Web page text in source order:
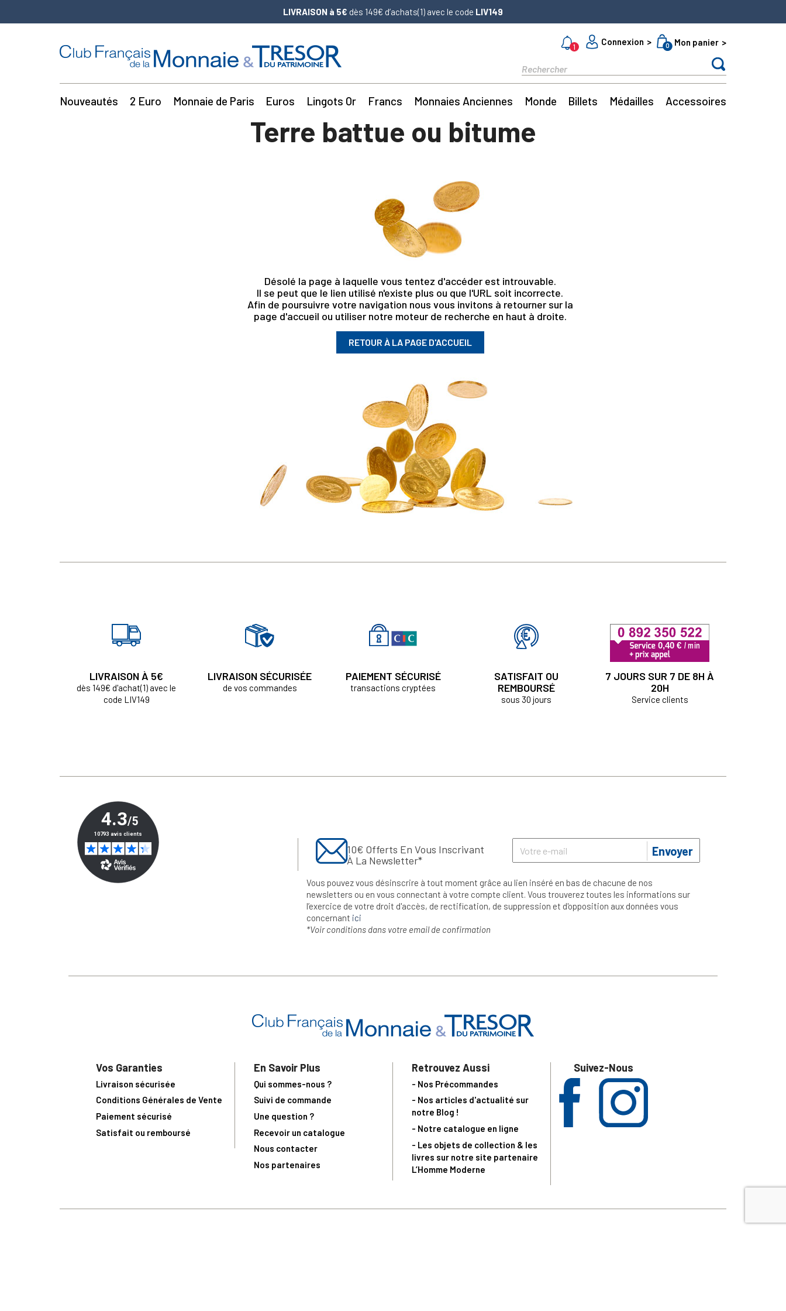
LIVRAISON à 5€ dès 149€ d’achats(1) avec le code LIV149
1
Connexion 0 Mon panier
Nouveautés 2 Euro Monnaie de Paris Euros Lingots Or Francs Monnaies Anciennes Monde Billets Médailles Accessoires
Terre battue ou bitume
Désolé la page à laquelle vous tentez d'accéder est introuvable.
Il se peut que le lien utilisé n'existe plus ou que l'URL soit incorrecte.
Afin de poursuivre votre navigation nous vous invitons à retourner sur la
page d'accueil ou utiliser notre moteur de recherche en haut à droite.
RETOUR À LA PAGE D'ACCUEIL
LIVRAISON À 5€
dès 149€ d'achat(1) avec le
code LIV149
LIVRAISON SÉCURISÉE
de vos commandes
PAIEMENT SÉCURISÉ
transactions cryptées
SATISFAIT OU
REMBOURSÉ
sous 30 jours
7 JOURS SUR 7 DE 8H À
20H
Service clients
10€ Offerts En Vous Inscrivant
À La Newsletter*
Envoyer
Vous pouvez vous désinscrire à tout moment grâce au lien inséré en bas de chacune de nos
newsletters ou en vous connectant à votre compte client. Vous trouverez toutes les informations sur
l’exercice de votre droit d'accès, de rectification, de suppression et d'opposition aux données vous
concernant ici
*Voir conditions dans votre email de confirmation
Vos Garanties
Livraison sécurisée
Conditions Générales de Vente
Paiement sécurisé
Satisfait ou remboursé
En Savoir Plus
Qui sommes-nous ?
Suivi de commande
Une question ?
Recevoir un catalogue
Nous contacter
Nos partenaires
Retrouvez Aussi
- Nos Précommandes
- Nos articles d'actualité sur
notre Blog !
- Notre catalogue en ligne
- Les objets de collection & les
livres sur notre site partenaire
L’Homme Moderne
Suivez-Nous